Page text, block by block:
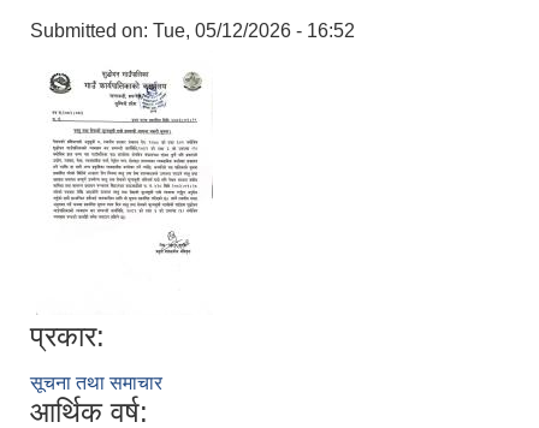
Submitted on: Tue, 05/12/2026 - 16:52
प्रकार:
सूचना तथा समाचार
आर्थिक वर्ष: